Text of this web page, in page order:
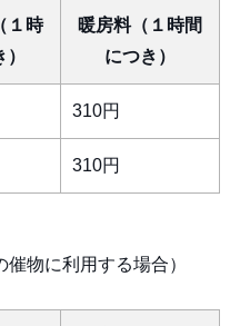
１時
暖房料（１時間
につき）
310円
310円
物に利用する場合）